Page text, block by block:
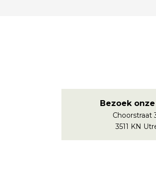
Bezoek
Choorstraat
3511 KN